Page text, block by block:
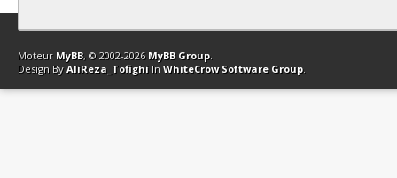
Contact Club Affiliation Retourner en haut Version bas-débit
Moteur MyBB, © 2002-2026 MyBB Group.
Design By AliReza_Tofighi In WhiteCrow Software Group.